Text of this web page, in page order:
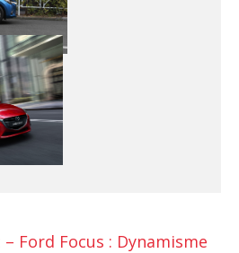
Ford Focus : Dynamisme